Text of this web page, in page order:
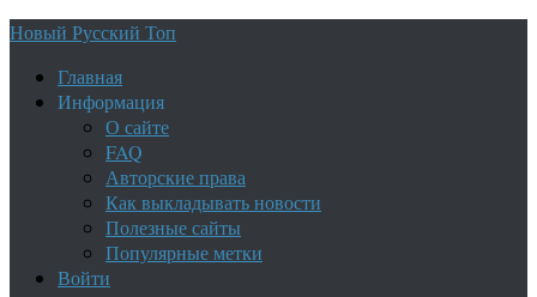
Новый Русский Топ
Главная
Информация
О сайте
FAQ
Авторские права
Как выкладывать новости
Полезные сайты
Популярные метки
Войти